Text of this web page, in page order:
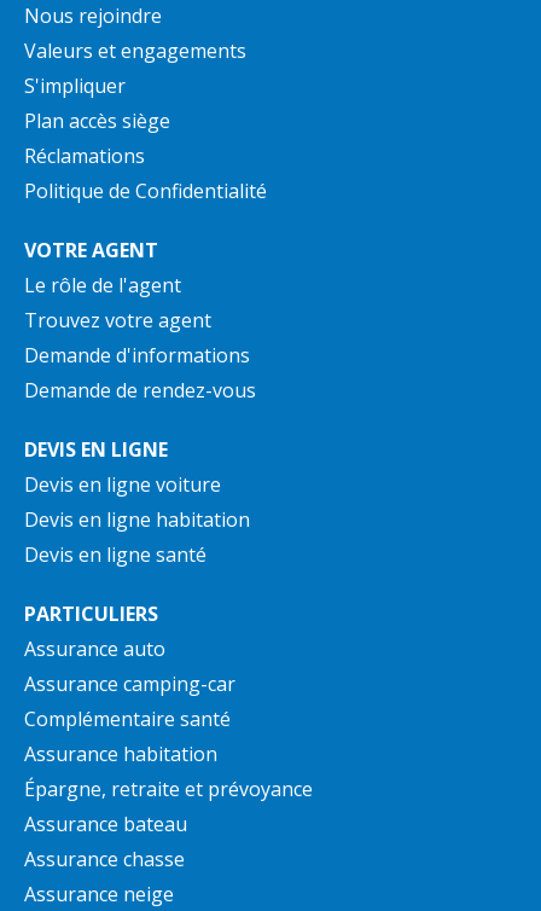
Nous rejoindre
Valeurs et engagements
S'impliquer
Plan accès siège
Réclamations
Politique de Confidentialité
VOTRE AGENT
Le rôle de l'agent
Trouvez votre agent
Demande d'informations
Demande de rendez-vous
DEVIS EN LIGNE
Devis en ligne voiture
Devis en ligne habitation
Devis en ligne santé
PARTICULIERS
Assurance auto
Assurance camping-car
Complémentaire santé
Assurance habitation
Épargne, retraite et prévoyance
Assurance bateau
Assurance chasse
Assurance neige